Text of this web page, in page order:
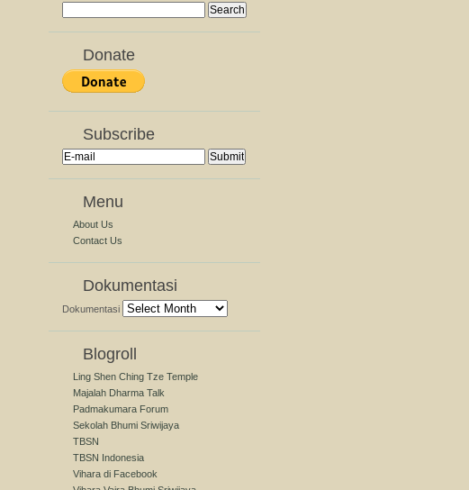
Donate
Subscribe
Menu
About Us
Contact Us
Dokumentasi
Dokumentasi
Blogroll
Ling Shen Ching Tze Temple
Majalah Dharma Talk
Padmakumara Forum
Sekolah Bhumi Sriwijaya
TBSN
TBSN Indonesia
Vihara di Facebook